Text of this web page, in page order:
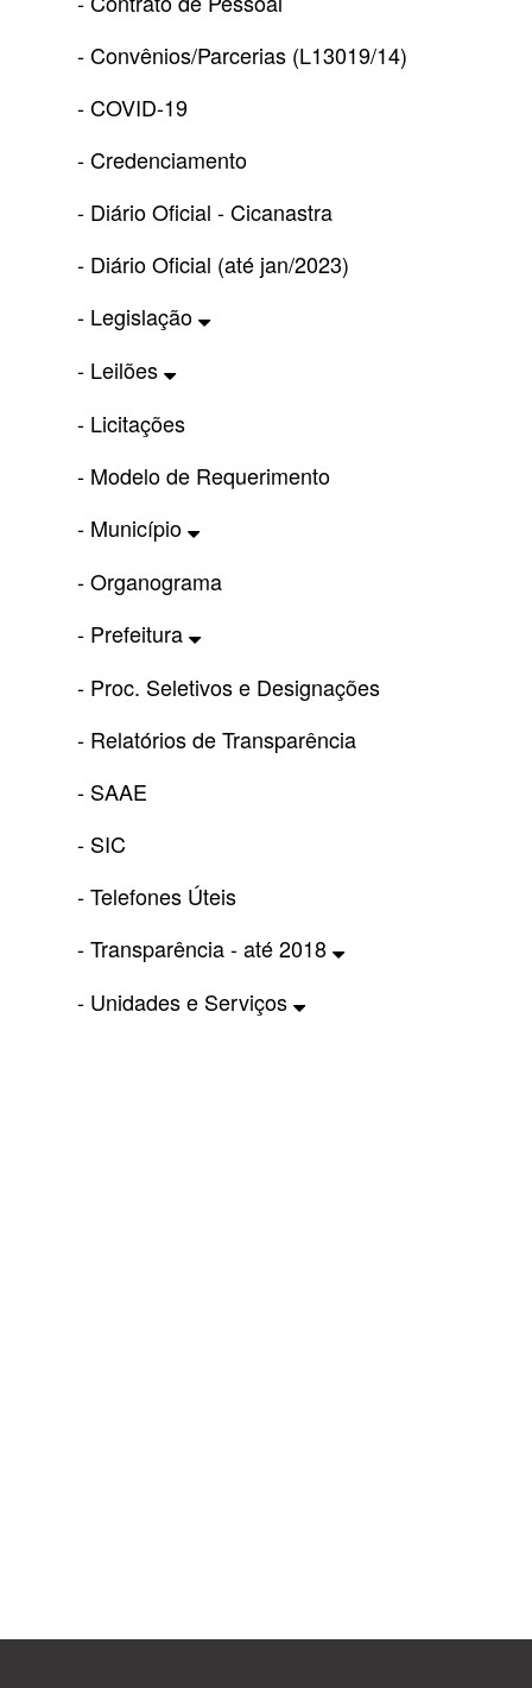
- Convênios/Parcerias (L13019/14)
- COVID-19
- Credenciamento
- Diário Oficial - Cicanastra
- Diário Oficial (até jan/2023)
- Legislação
- Leilões
- Licitações
- Modelo de Requerimento
- Município
- Organograma
- Prefeitura
- Proc. Seletivos e Designações
- Relatórios de Transparência
- SAAE
- SIC
- Telefones Úteis
- Transparência - até 2018
- Unidades e Serviços